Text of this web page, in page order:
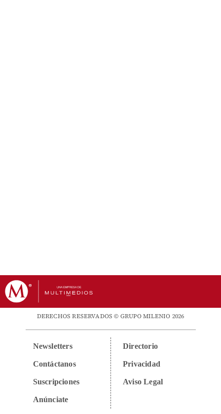
DERECHOS RESERVADOS © GRUPO MILENIO 2026
Newsletters
Contáctanos
Suscripciones
Anúnciate
Directorio
Privacidad
Aviso Legal